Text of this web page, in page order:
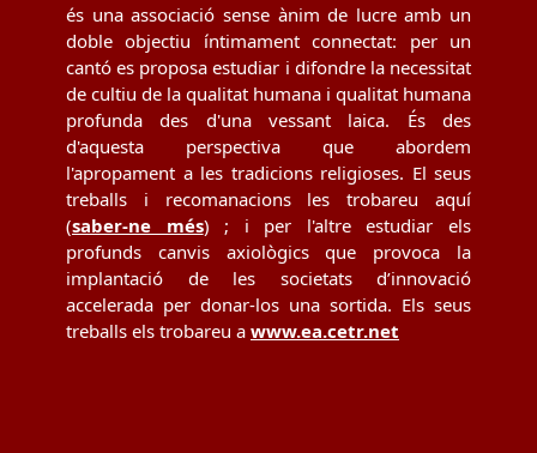
és una associació sense ànim de lucre amb un
doble objectiu íntimament connectat: per un
cantó es proposa estudiar i difondre la necessitat
de cultiu de la qualitat humana i qualitat humana
profunda des d'una vessant laica. És des
d'aquesta perspectiva que abordem
l'apropament a les tradicions religioses. El seus
treballs i recomanacions les trobareu aquí
(saber-ne més) ; i per l'altre estudiar els
profunds canvis axiològics que provoca la
implantació de les societats d’innovació
accelerada per donar-los una sortida. Els seus
treballs els trobareu a www.ea.cetr.net